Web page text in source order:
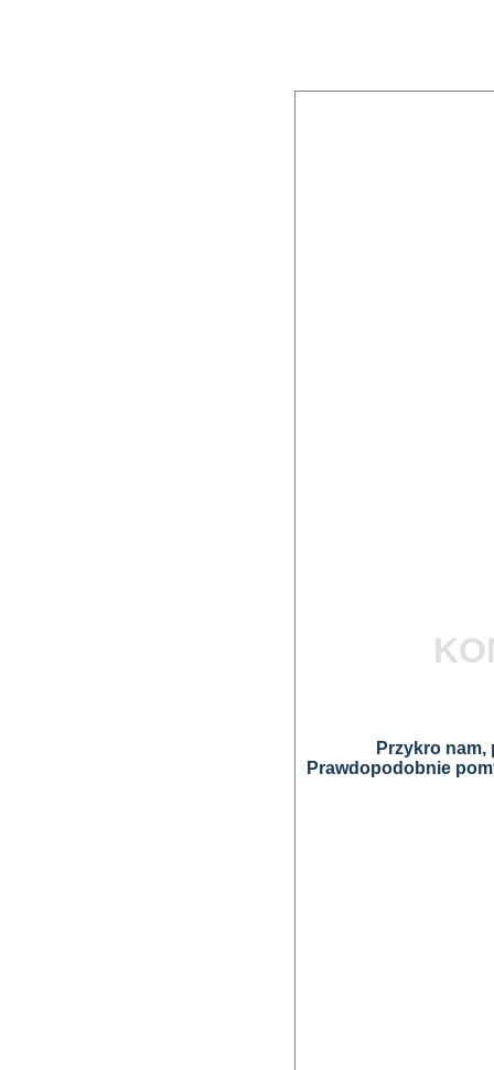
Przykro
Prawdopodobnie